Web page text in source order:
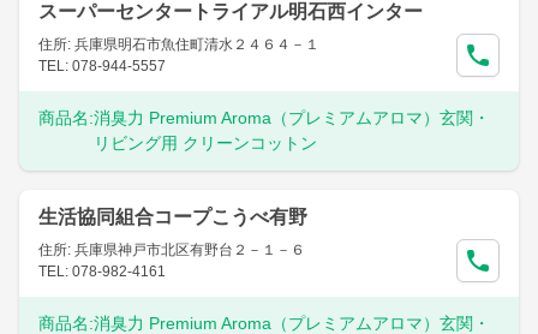
スーパーセンタートライアル明石西インター
住所: 兵庫県明石市魚住町清水２４６４－１
TEL: 078-944-5557
商品名:消臭力 Premium Aroma（プレミアムアロマ）玄関・
リビング用 クリーンコットン
生活協同組合コープこうべ有野
住所: 兵庫県神戸市北区有野台２－１－６
TEL: 078-982-4161
商品名:消臭力 Premium Aroma（プレミアムアロマ）玄関・